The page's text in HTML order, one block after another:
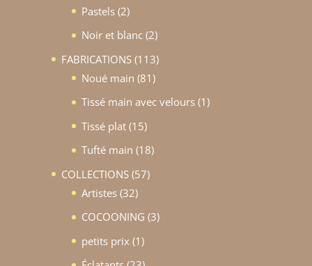
Pastels 22
produits
Noir et blanc 22
produits
FABRICATIONS 113113
produits
Noué main 8181
produits
Tissé main avec velours 11
Tissé plat 1515
produits
Tufté main 1818
COLLECTIONS 5757
Artistes 3232
produits
COCOONING 33
petits prix 11
produit